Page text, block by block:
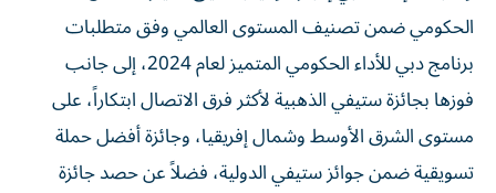
الحكومي ضمن تصنيف المستوى العالمي وفق متطلبات
برنامج دبي للأداء الحكومي المتميز لعام 2024، إلى جانب
فوزها بجائزة ستيفي الذهبية لأكثر فرق الاتصال ابتكاراً، على
مستوى الشرق الأوسط وشمال إفريقيا، وجائزة أفضل حملة
تسويقية ضمن جوائز ستيفي الدولية، فضلاً عن حصد جائزة